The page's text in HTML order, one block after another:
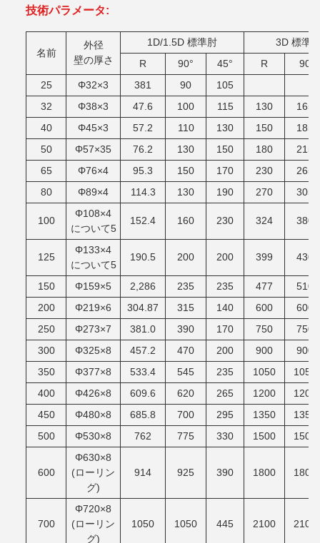
技術パラメータ:
名前
外径
壁の厚さ
1D/1.5D 標準肘
3D 標準
R
90° 45° R
90
25
Φ32×3 381 90
105
32
Φ38×3 47.6 100 115 130
165
40
Φ45×3 57.2 110 130 150
185
50
Φ57×35 76.2 130 150 180
215
65
Φ76×4 95.3 150 170 230
265
80
Φ89×4 114.3 130 190 270 305
100
Φ108×4
について5
152.4 160 230 324 380
125
Φ133×4
について5
190.5 200 200 399 430
150 Φ159×5 2,286 235 235 477
510
200
Φ219×6 304.87 315 140 600
600
250
Φ273×7 381.0 390 170 750
750
300
Φ325×8 457.2 470 200 900
900
350
Φ377×8 533.4 545 235 1050
1050
400
Φ426×8 609.6 620 265 1200
1200
450
Φ480×8 685.8 700 295 1350
1350
500
Φ530×8 762 775 330 1500 1500
600
Φ630×8
(ローリン
グ)
914 925 390 1800 1800
700
Φ720×8
(ローリン
グ)
1050 1050 445 2100 2100